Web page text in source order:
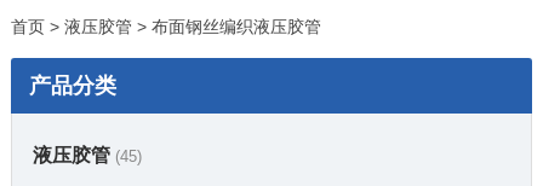
首页 > 液压胶管 > 布面钢丝编织液压胶管
产品分类
液压胶管 (45)